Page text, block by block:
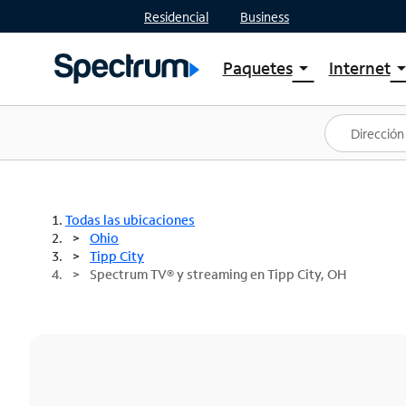
Residencial Business
Paquetesarrow_drop_down
Ver paquetes
Spectrum One
Mejores ofertas
Internetarrow_drop_down
Planes
Todas las ubicaciones
Ohio
Tipp City
Spectrum TV® y streaming en Tipp City, OH